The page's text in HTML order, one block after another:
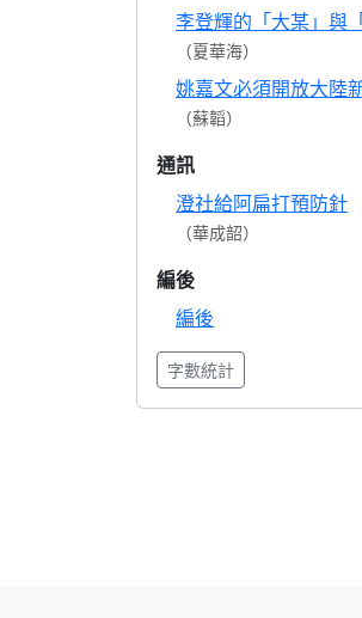
李登輝的「大某」與
（夏華海）
姚嘉文必須開放大陸
（蘇韜）
通訊
澄社給阿扁打預防針
（華成韶）
編後
編後
字數統計